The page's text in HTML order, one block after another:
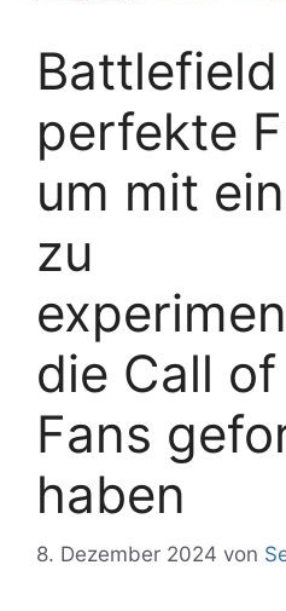
perfekte
um mit
zu
die Call
Fans
haben
8. Dezember 2024 von